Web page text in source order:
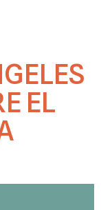
EL